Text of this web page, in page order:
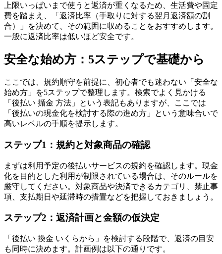
上限いっぱいまで使うと返済が重くなるため、生活費や固定
費を踏まえ、「返済比率（手取りに対する翌月返済額の割
合）」を決めて、その範囲に収めることをおすすめします。
一般に返済比率は低いほど安全です。
安全な始め方：5ステップで基礎から
ここでは、規約順守を前提に、初心者でも迷わない「安全な
始め方」を5ステップで整理します。検索でよく見かける
「後払い 揗金 方法」という表記もありますが、ここでは
「後払いの現金化を検討する際の進め方」という意味合いで
高いレベルの手順を提示します。
ステップ1：規約と対象商品の確認
まずは利用予定の後払いサービスの規約を確認します。現金
化を目的とした利用が制限されている場合は、そのルールを
厳守してください。対象商品や決済できるカテゴリ、禁止事
項、支払期日や延滞時の措置などを把握しておきましょう。
ステップ2：返済計画と金額の仮決定
「後払い 換金 いくらから」を検討する段階で、返済の目安
も同時に決めます。計画例は以下の通りです。